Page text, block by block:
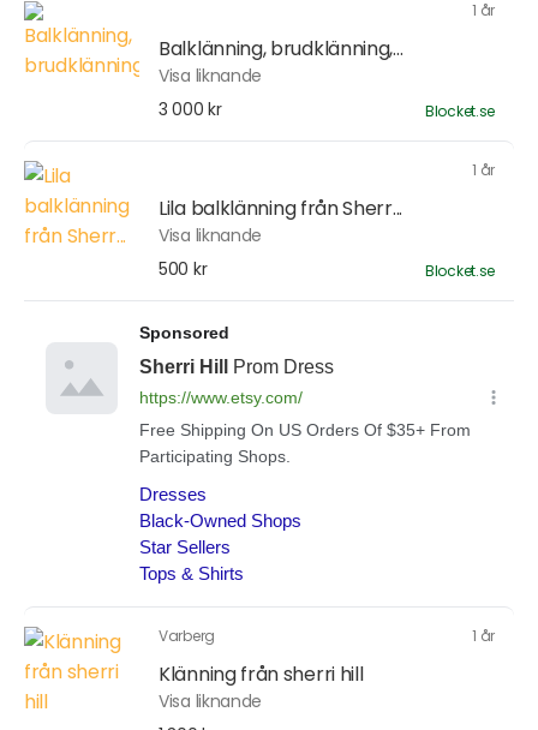
1 år
Balklänning, brudklänning,...
Visa liknande
3 000 kr
Blocket.se
1 år
Lila balklänning från Sherr...
Visa liknande
500 kr
Blocket.se
Varberg 1 år
Klänning från sherri hill
Visa liknande